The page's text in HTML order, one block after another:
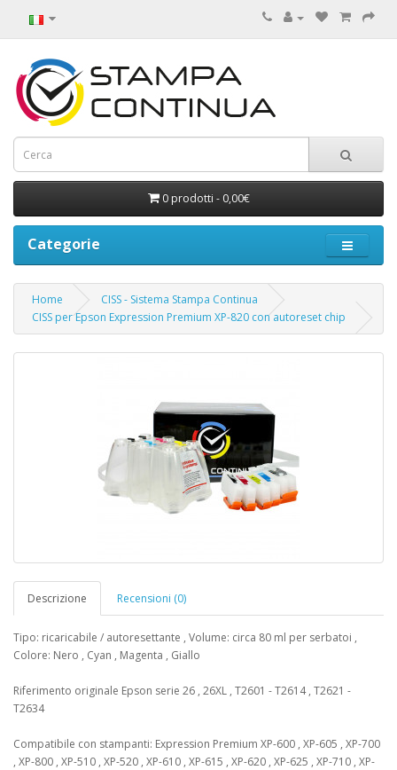
0 prodotti - 0,00€
Categorie
Home
CISS - Sistema Stampa Continua
CISS per Epson Expression Premium XP-820 con autoreset chip
Descrizione Recensioni (0)
Tipo: ricaricabile / autoresettante , Volume: circa 80 ml per serbatoi ,
Colore: Nero , Cyan , Magenta , Giallo
Riferimento originale Epson serie 26 , 26XL , T2601 - T2614 , T2621 -
T2634
Compatibile con stampanti: Expression Premium XP-600 , XP-605 , XP-700
, XP-800 , XP-510 , XP-520 , XP-610 , XP-615 , XP-620 , XP-625 , XP-710 , XP-